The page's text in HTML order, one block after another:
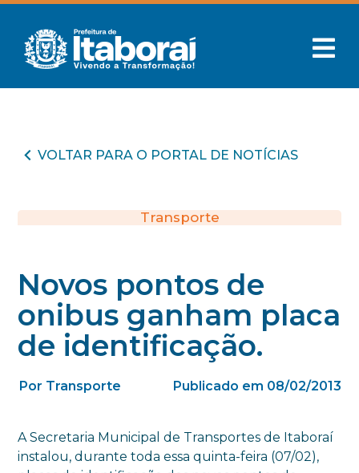
VOLTAR PARA O PORTAL DE NOTÍCIAS
Transporte
Novos pontos de
onibus ganham placa
de identificação.
Por Transporte Publicado em 08/02/2013
A Secretaria Municipal de Transportes de Itaboraí
instalou, durante toda essa quinta-feira (07/02),